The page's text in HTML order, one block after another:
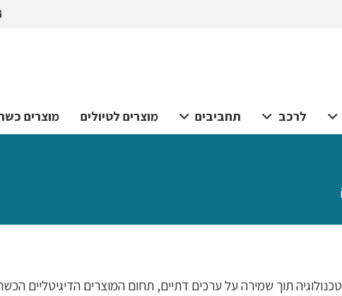
לרכב תחביבים מוצרים לטיולים מוצרים
תוך שמירה על ערכים דתיים, תחום המוצרים הדיגיטליים